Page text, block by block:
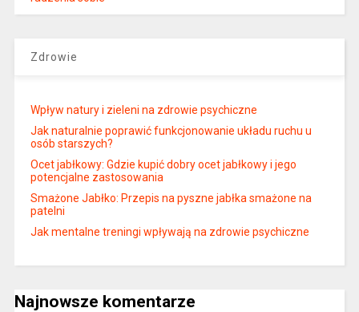
Zdrowie
Wpływ natury i zieleni na zdrowie psychiczne
Jak naturalnie poprawić funkcjonowanie układu ruchu u
osób starszych?
Ocet jabłkowy: Gdzie kupić dobry ocet jabłkowy i jego
potencjalne zastosowania
Smażone Jabłko: Przepis na pyszne jabłka smażone na
patelni
Jak mentalne treningi wpływają na zdrowie psychiczne
Najnowsze komentarze